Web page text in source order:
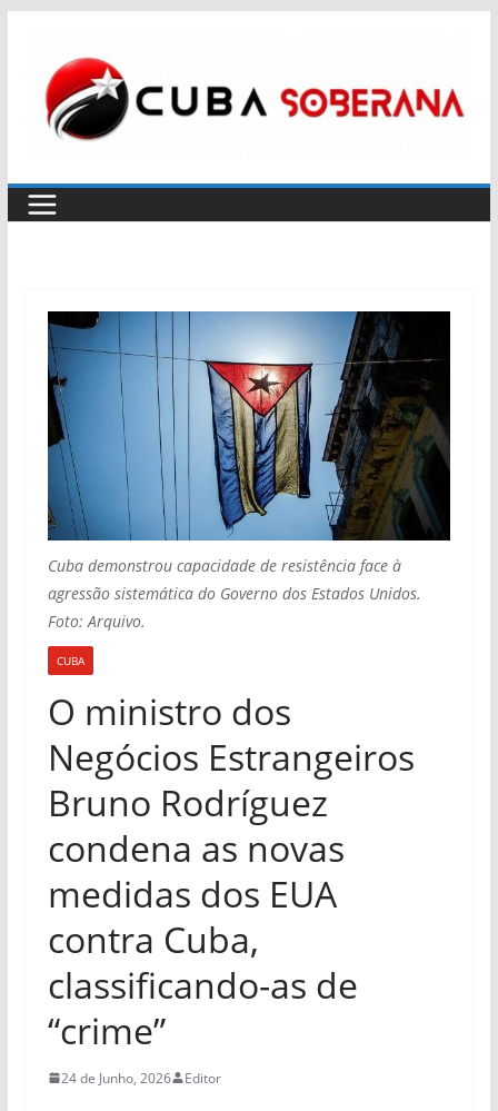
Cuba demonstrou capacidade de resistência face à
agressão sistemática do Governo dos Estados Unidos.
Foto: Arquivo.
CUBA
O ministro dos
Negócios Estrangeiros
Bruno Rodríguez
condena as novas
medidas dos EUA
contra Cuba,
classificando-as de
“crime”
24 de Junho, 2026 Editor